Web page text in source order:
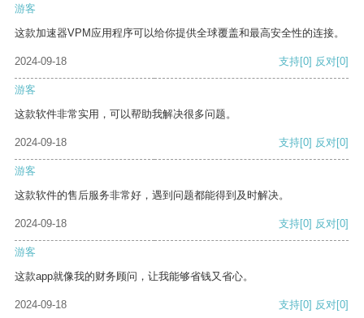
游客
这款加速器VPM应用程序可以给你提供全球覆盖和最高安全性的连接。
2024-09-18 支持[0] 反对[0]
游客
这款软件非常实用，可以帮助我解决很多问题。
2024-09-18 支持[0] 反对[0]
游客
这款软件的售后服务非常好，遇到问题都能得到及时解决。
2024-09-18 支持[0] 反对[0]
游客
这款app就像我的财务顾问，让我能够省钱又省心。
2024-09-18 支持[0] 反对[0]